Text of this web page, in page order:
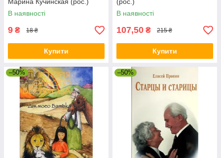
В наявності
9 ₴ 18 ₴
Купити
В наявності
107,50 ₴ 215 ₴
Купити
–50% –50%